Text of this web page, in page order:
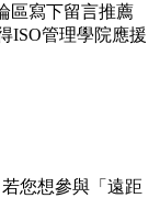
區寫下留言推薦
ISO管理學院應援
您想參與「遠距